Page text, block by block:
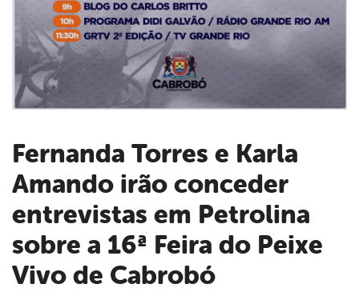
Fernanda Torres e Karla
Amando irão conceder
entrevistas em Petrolina
sobre a 16ª Feira do Peixe
Vivo de Cabrobó